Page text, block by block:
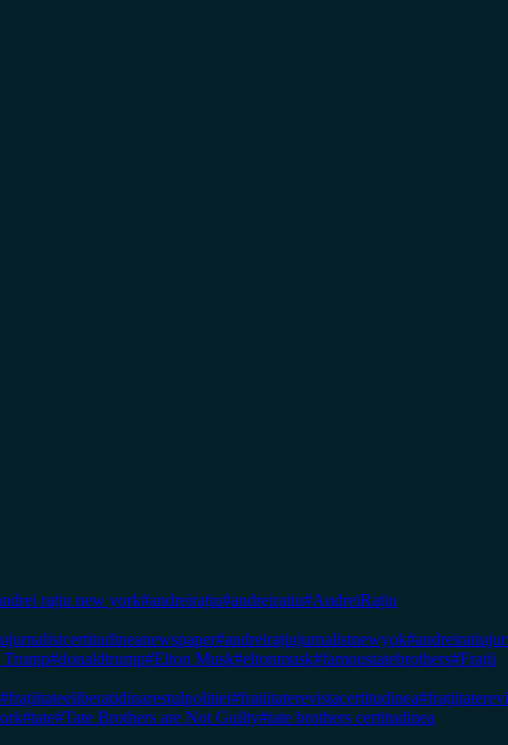
rațiu new york#andreirațiu#andreiratiu#AndreiRațiu
#andreirațiujurnalistnewyok
Trump#donaldtrump#Elton Musk#eltonmusk#famoustatebrothers#Frații
#frațiitateeliberatidinarestulpolitiei#fratiitaterevistacertitudinea
#tate#Tate Brothers are Not Guilty#tate brothers certitudinea